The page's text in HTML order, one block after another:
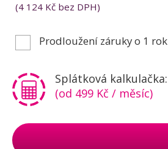
(4 124 Kč bez DPH)
Prodloužení záruky o 1 rok
Splátková kalkulačka:
(od 499 Kč / měsíc)